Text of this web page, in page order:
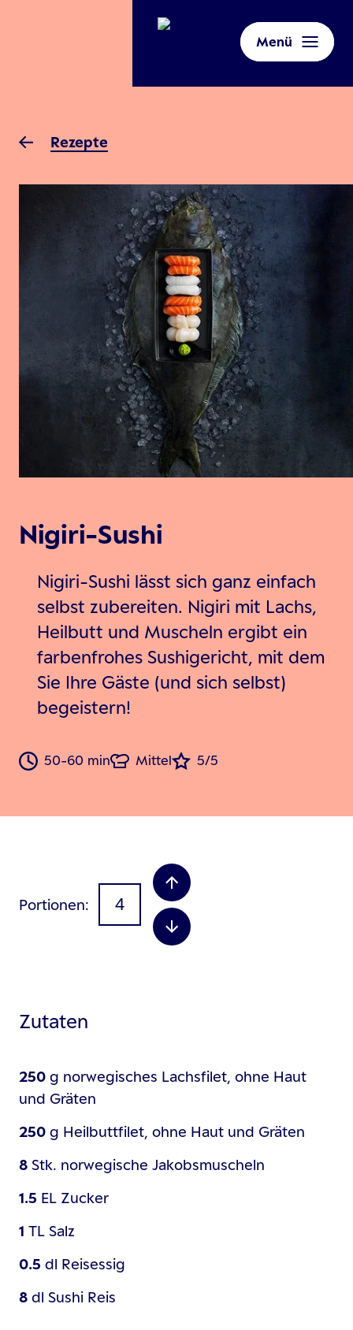
Menü
Rezepte
Nigiri-Sushi
Nigiri-Sushi lässt sich ganz einfach
selbst zubereiten. Nigiri mit Lachs,
Heilbutt und Muscheln ergibt ein
farbenfrohes Sushigericht, mit dem
Sie Ihre Gäste (und sich selbst)
begeistern!
50-60 min Mittel 5/5
Portionen
Zutaten
250 g norwegisches Lachsfilet, ohne Haut
und Gräten
250 g Heilbuttfilet, ohne Haut und Gräten
8 Stk. norwegische Jakobsmuscheln
1.5 EL Zucker
1 TL Salz
0.5 dl Reisessig
8 dl Sushi Reis